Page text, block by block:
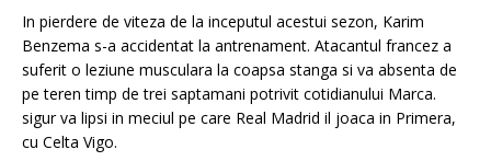
In pierdere de viteza de la inceputul acestui sezon, Karim
Benzema s-a accidentat la antrenament. Atacantul francez a
suferit o leziune musculara la coapsa stanga si va absenta de
pe teren timp de trei saptamani potrivit cotidianului Marca.
sigur va lipsi in meciul pe care Real Madrid il joaca in Primera,
cu Celta Vigo.